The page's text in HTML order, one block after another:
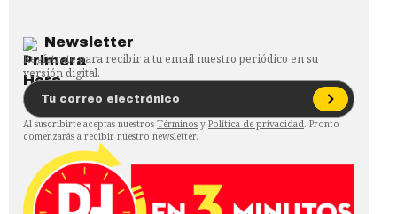
Newsletter
Regístrate para recibir a tu email nuestro periódico en su
versión digital.
Al suscribirte aceptas nuestros Términos y Política de privacidad. Pronto
comenzarás a recibir nuestro newsletter.